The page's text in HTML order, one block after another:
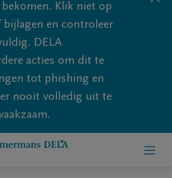
Klik niet op
en controleer
DELA
acties om dit te
tot phishing en
nooit volledig uit te